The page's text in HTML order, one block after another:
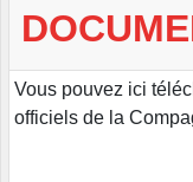
Vous pouvez ici
officiels de la